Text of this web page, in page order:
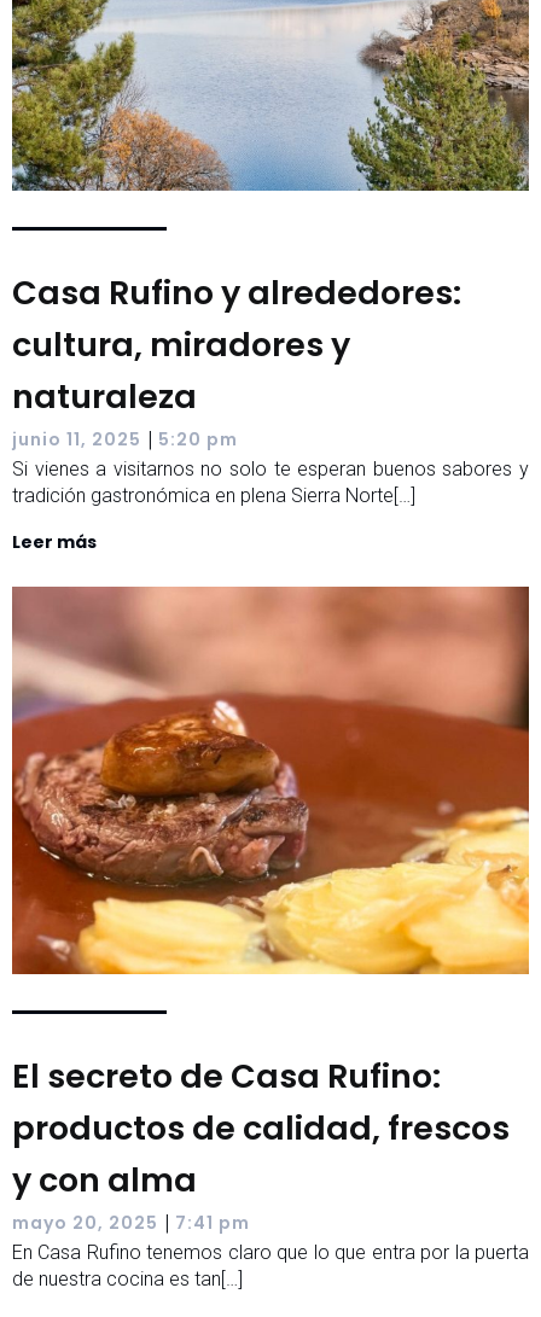
Casa Rufino y alrededores:
cultura, miradores y
naturaleza
junio 11, 2025 | 5:20 pm
Si vienes a visitarnos no solo te esperan buenos sabores y
tradición gastronómica en plena Sierra Norte[…]
Leer más
El secreto de Casa Rufino:
productos de calidad, frescos
y con alma
mayo 20, 2025 | 7:41 pm
En Casa Rufino tenemos claro que lo que entra por la puerta
de nuestra cocina es tan[…]